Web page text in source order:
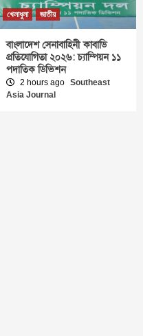
খেলাধুলা জাতীয়
বাংলাদেশ সেনাবাহিনী কাবাডি
প্রতিযোগিতা ২০২৬: চ্যাম্পিয়ন ১১
পদাতিক ডিভিশন
2 hours ago Southeast
Asia Journal